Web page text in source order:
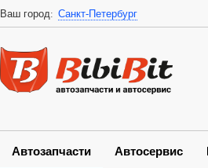
Ваш город: Санкт-Петербург
Автозапчасти Автосервис